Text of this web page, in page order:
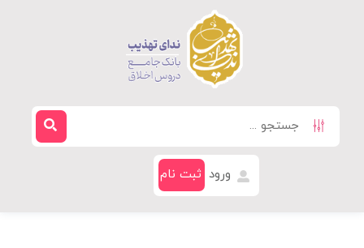
ورود ثبت نام